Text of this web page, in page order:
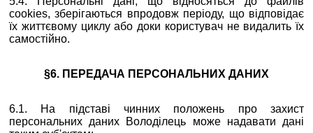
cookies, зберігаються впродовж періоду, що відповідає
їх життєвому циклу або доки користувач не видалить їх
самостійно.
§6. ПЕРЕДАЧА ПЕРСОНАЛЬНИХ ДАНИХ
6.1. На підставі чинних положень про захист
персональних даних Володілець може надавати дані